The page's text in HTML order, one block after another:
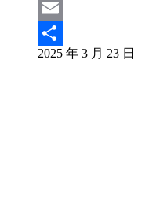
Gmail
Email
分
2025 年 3 月 23 日